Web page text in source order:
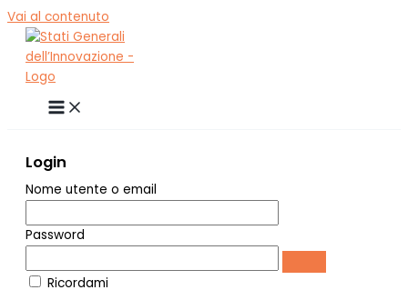
Vai al contenuto
Login
Nome utente o email
Password
Ricordami